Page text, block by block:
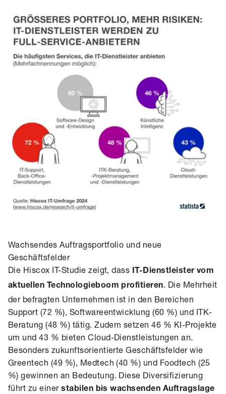
Wachsendes Auftragsportfolio und neue
Geschäftsfelder
Die Hiscox IT-Studie zeigt, dass IT-Dienstleister vom
aktuellen Technologieboom profitieren. Die Mehrheit
der befragten Unternehmen ist in den Bereichen
Support (72 %), Softwareentwicklung (60 %) und ITK-
Beratung (48 %) tätig. Zudem setzen 46 % KI-Projekte
um und 43 % bieten Cloud-Dienstleistungen an.
Besonders zukunftsorientierte Geschäftsfelder wie
Greentech (49 %), Medtech (40 %) und Foodtech (25
%) gewinnen an Bedeutung. Diese Diversifizierung
führt zu einerstabilen bis wachsenden Auftragslage